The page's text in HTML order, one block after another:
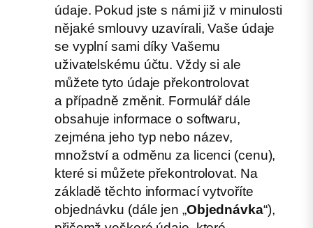
údaje. Pokud jste s námi již v minulosti
nějaké smlouvy uzavírali, Vaše údaje
se vyplní sami díky Vašemu
uživatelskému účtu. Vždy si ale
můžete tyto údaje překontrolovat
a případně změnit. Formulář dále
obsahuje informace o softwaru,
zejména jeho typ nebo název,
množství a odměnu za licenci (cenu),
které si můžete překontrolovat. Na
základě těchto informací vytvoříte
objednávku (dále jen „Objednávka“),